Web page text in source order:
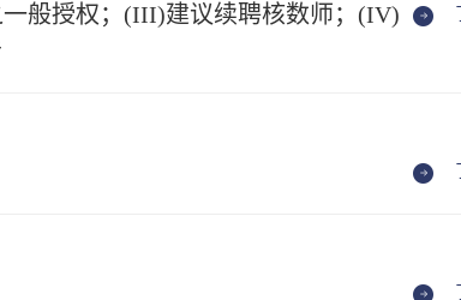
般授权；(III)建议续聘核数师；(IV)